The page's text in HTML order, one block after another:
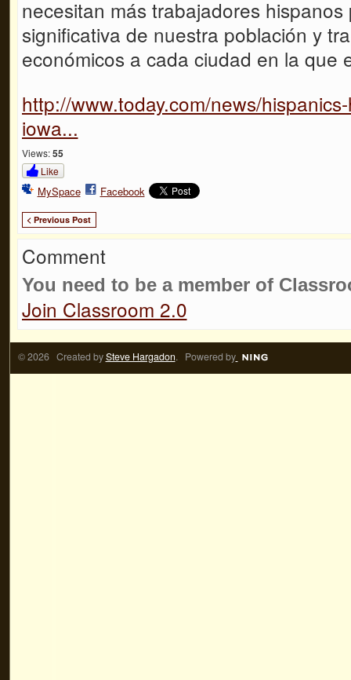
necesitan más trabajadores
significativa de nuestra población y
económicos a cada ciudad en la que
http://www.today.com/news/
iowa...
Views: 55
Like
MySpace Facebook
< Previous Post
Comment
You need to be a member of
Join Classroom 2.0
© 2026 Created bySteve Hargadon. Powered by